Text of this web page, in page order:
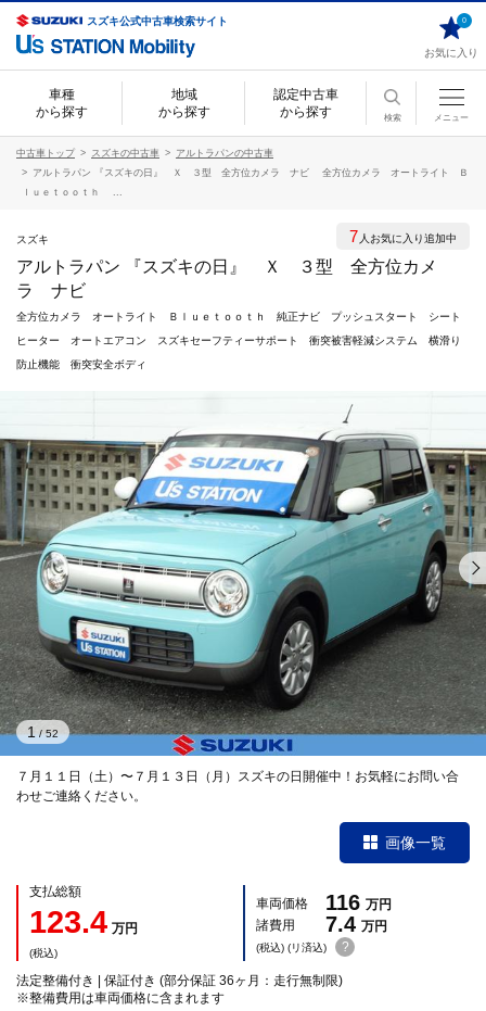
スズキ公式中古車検索サイト
お気に入り
0
車種
から探す
地域
から探す
認定中古車
から探す
検索 メニュー
中古車トップ スズキの中古車
アルトラパンの中古車
アルトラパン 『スズキの日』 Ｘ ３型 全方位カメラ ナビ 全方位カメラ オートライト Ｂ
ｌｕｅｔｏｏｔｈ ...
スズキ
アルトラパン 『スズキの日』 Ｘ ３型 全方位カメ
ラ ナビ
全方位カメラ オートライト Ｂｌｕｅｔｏｏｔｈ 純正ナビ プッシュスタート シート
ヒーター オートエアコン スズキセーフティーサポート 衝突被害軽減システム 横滑り
防止機能 衝突安全ボディ
７月１１日（土）〜７月１３日（月）スズキの日開催中！お気軽にお問い合
わせご連絡ください。
1/52
画像一覧
支払総額
123.4 万円
(税込)
車両価格 116 万円
諸費用
7.4 万円
(税込) (リ済込) ?
法定整備付き | 保証付き (部分保証 36ヶ月：走行無制限)
※整備費用は車両価格に含まれます
7 人お気に入り追加中